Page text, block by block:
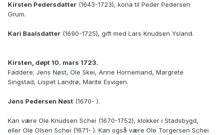
Kirsten Pedersdatter (1643-1723), kona til Peder Pedersen
Grum.
Kari Baalsdatter (1690-1725), gift med Lars Knudsen Ysland.
Kirsten, døpt 10. mars 1723.
Faddere; Jens Nøst, Ole Skei, Anne Hornemand, Margrete
Singstad, Lispet Landrø, Marite Esvigen.
Jens Pedersen Nøst (1670- ).
Kan være Ole Knudsen Schei (1670-1752), klokker i Stadsbygd,
eller Ole Olsen Schei (1671- ). Kan også være Ole Torgersen Schei